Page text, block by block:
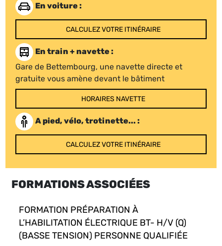
En voiture :
CALCULEZ VOTRE ITINÉRAIRE
En train + navette :
Gare de Bettembourg, une navette directe et
gratuite vous amène devant le bâtiment
HORAIRES NAVETTE
A pied, vélo, trotinette... :
CALCULEZ VOTRE ITINÉRAIRE
FORMATIONS ASSOCIÉES
FORMATION PRÉPARATION À
L’HABILITATION ÉLECTRIQUE BT- H/V (Q)
(BASSE TENSION) PERSONNE QUALIFIÉE